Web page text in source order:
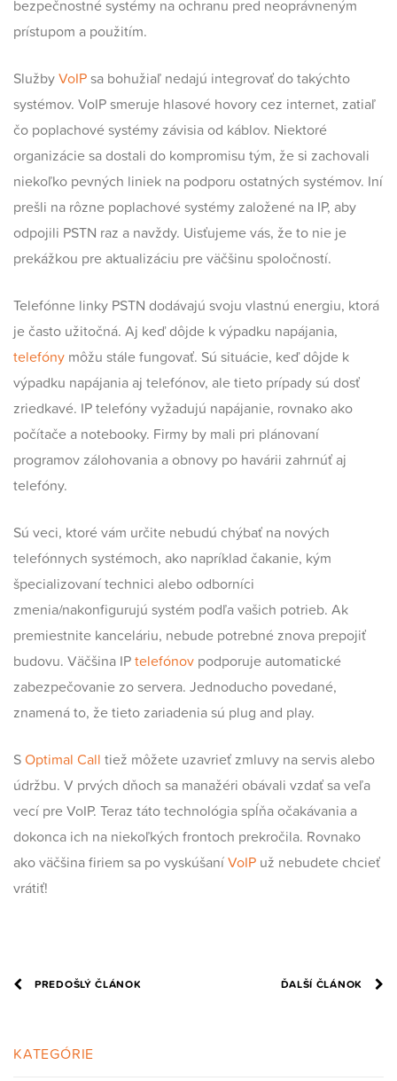
bezpečnostné systémy na ochranu pred neoprávneným
prístupom a použitím.
SlužbyVoIPsa bohužiaľ nedajú integrovať do takýchto
systémov. VoIP smeruje hlasové hovory cez internet, zatiaľ
čo poplachové systémy závisia od káblov. Niektoré
organizácie sa dostali do kompromisu tým, že si zachovali
niekoľko pevných liniek na podporu ostatných systémov. Iní
prešli na rôzne poplachové systémy založené na IP, aby
odpojili PSTN raz a navždy. Uisťujeme vás, že to nie je
prekážkou pre aktualizáciu pre väčšinu spoločností.
Telefónne linky PSTN dodávajú svoju vlastnú energiu, ktorá
je často užitočná. Aj keď dôjde k výpadku napájania,
telefóny môžu stále fungovať. Sú situácie, keď dôjde k
výpadku napájania aj telefónov, ale tieto prípady sú dosť
zriedkavé. IP telefóny vyžadujú napájanie, rovnako ako
počítače a notebooky. Firmy by mali pri plánovaní
programov zálohovania a obnovy po havárii zahrnúť aj
telefóny.
Sú veci, ktoré vám určite nebudú chýbať na nových
telefónnych systémoch, ako napríklad čakanie, kým
špecializovaní technici alebo odborníci
zmenia/nakonfigurujú systém podľa vašich potrieb. Ak
premiestnite kanceláriu, nebude potrebné znova prepojiť
budovu. Väčšina IPtelefónov podporuje automatické
zabezpečovanie zo servera. Jednoducho povedané,
znamená to, že tieto zariadenia sú plug and play.
SOptimal Call tiež môžete uzavrieť zmluvy na servis alebo
údržbu. V prvých dňoch sa manažéri obávali vzdať sa veľa
vecí pre VoIP. Teraz táto technológia spĺňa očakávania a
dokonca ich na niekoľkých frontoch prekročila. Rovnako
ako väčšina firiem sa po vyskúšaníVoIP už nebudete chcieť
vrátiť!
PREDOŠLÝ ČLÁNOK ĎALŠÍ ČLÁNOK
KATEGÓRIE